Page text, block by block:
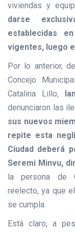
viviendas y
darse
establecidas
vigentes, luego
Por lo anterior,
Concejo
Catalina Lillo,
denunciaron las
sus nuevos
repite esta
Ciudad deberá
Seremi Minvu,
la persona de
reelecto, ya que
se cumpla.
Está claro, a